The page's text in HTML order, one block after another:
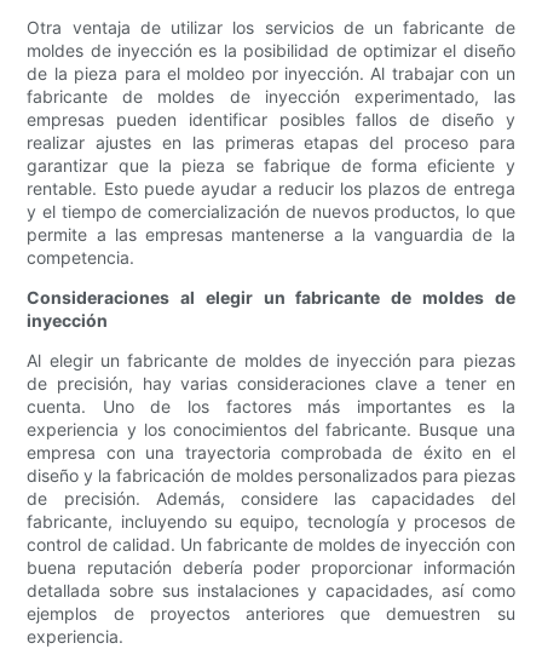
Otra ventaja de utilizar los servicios de un fabricante de
moldes de inyección es la posibilidad de optimizar el diseño
de la pieza para el moldeo por inyección. Al trabajar con un
fabricante de moldes de inyección experimentado, las
empresas pueden identificar posibles fallos de diseño y
realizar ajustes en las primeras etapas del proceso para
garantizar que la pieza se fabrique de forma eficiente y
rentable. Esto puede ayudar a reducir los plazos de entrega
y el tiempo de comercialización de nuevos productos, lo que
permite a las empresas mantenerse a la vanguardia de la
competencia.
Consideraciones al elegir un fabricante de moldes de
inyección
Al elegir un fabricante de moldes de inyección para piezas
de precisión, hay varias consideraciones clave a tener en
cuenta. Uno de los factores más importantes es la
experiencia y los conocimientos del fabricante. Busque una
empresa con una trayectoria comprobada de éxito en el
diseño y la fabricación de moldes personalizados para piezas
de precisión. Además, considere las capacidades del
fabricante, incluyendo su equipo, tecnología y procesos de
control de calidad. Un fabricante de moldes de inyección con
buena reputación debería poder proporcionar información
detallada sobre sus instalaciones y capacidades, así como
ejemplos de proyectos anteriores que demuestren su
experiencia.